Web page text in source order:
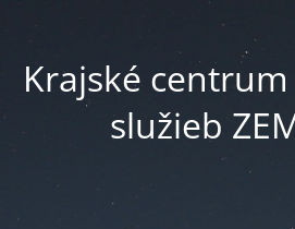
Krajské
služieb